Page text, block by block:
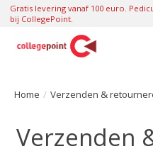
Gratis levering vanaf 100 euro.
bij CollegePoint.
Home / Verzenden &
Verzenden